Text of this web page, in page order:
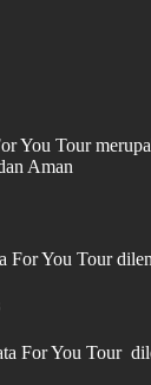
You Tour
Aman
For You Tour
For You Tour